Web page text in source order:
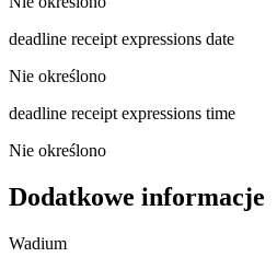
deadline receipt expressions date
Nie określono
deadline receipt expressions time
Nie określono
Dodatkowe informacje
Wadium